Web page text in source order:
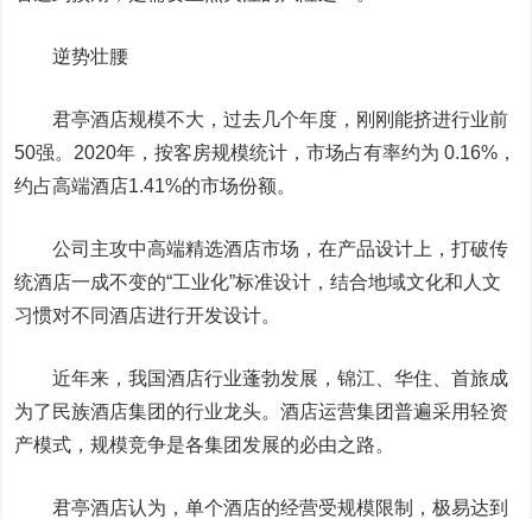
逆势壮腰
君亭酒店规模不大，过去几个年度，刚刚能挤进行业前
50强。2020年，按客房规模统计，市场占有率约为 0.16%，
约占高端酒店1.41%的市场份额。
公司主攻中高端精选酒店市场，在产品设计上，打破传
统酒店一成不变的“工业化”标准设计，结合地域文化和人文
习惯对不同酒店进行开发设计。
近年来，我国酒店行业蓬勃发展，锦江、华住、首旅成
为了民族酒店集团的行业龙头。酒店运营集团普遍采用轻资
产模式，规模竞争是各集团发展的必由之路。
君亭酒店认为，单个酒店的经营受规模限制，极易达到